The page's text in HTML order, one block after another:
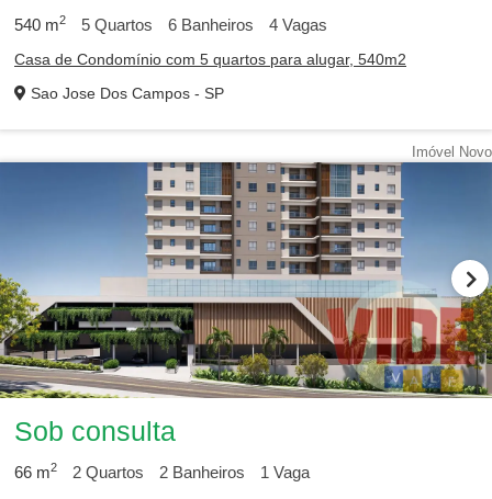
540 m2 5 Quartos 6 Banheiros 4 Vagas
Casa de Condomínio com 5 quartos para alugar, 540m2
Sao Jose Dos Campos - SP
Imóvel Novo
Sob consulta
66 m2 2 Quartos 2 Banheiros 1 Vaga